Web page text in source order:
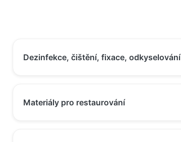
Dezinfekce, čištění, fixace, odkyselování
Materiály pro restaurování